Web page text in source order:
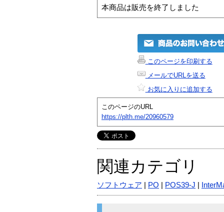
本商品は販売を終了しました
このページを印刷する
メールでURLを送る
お気に入りに追加する
このページのURL
https://plth.me/20960579
関連カテゴリ
ソフトウェア PO POS39-J